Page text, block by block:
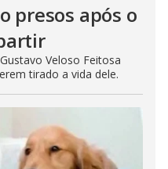
presos após o
Veloso Feitosa
tirado a vida dele.